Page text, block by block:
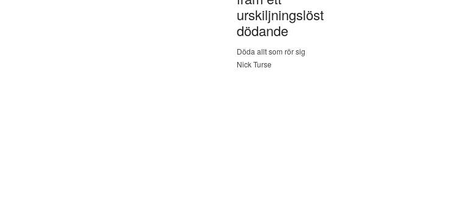
urskiljningslöst
dödande
Döda allt som rör sig
Nick Turse